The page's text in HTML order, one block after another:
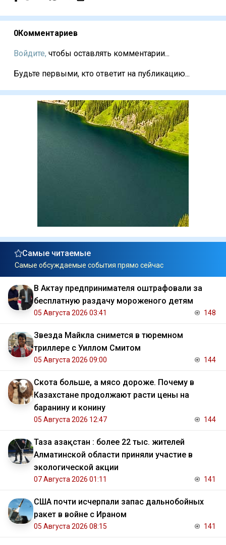
0Комментариев
Войдите, чтобы оставлять комментарии...
Будьте первыми, кто ответит на публикацию...
Самые читаемые
Самые обсуждаемые события прямо сейчас
В Актау предпринимателя оштрафовали за
бесплатную раздачу мороженого детям
05 Августа 2026 03:41 148
Звезда Майкла снимется в тюремном
триллере с Уиллом Смитом
05 Августа 2026 09:00 144
Скота больше, а мясо дороже. Почему в
Казахстане продолжают расти цены на
баранину и конину
05 Августа 2026 12:47 144
Таза Қазақстан : более 22 тыс. жителей
Алматинской области приняли участие в
экологической акции
07 Августа 2026 01:11 141
США почти исчерпали запас дальнобойных
ракет в войне с Ираном
05 Августа 2026 08:15 141